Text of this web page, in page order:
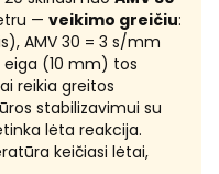
— veikimo greičiu:
AMV 30 = 3 s/mm
(10 mm) tos
reikia greitos
stabilizavimui su
lėta reakcija.
keičiasi lėtai,